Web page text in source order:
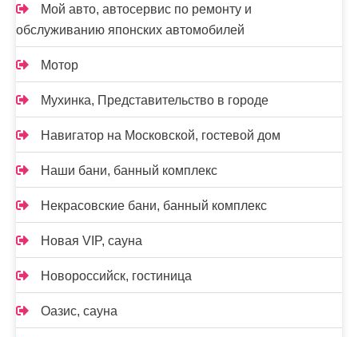
Мой авто, автосервис по ремонту и
обслуживанию японских автомобилей
Мотор
Мухинка, Представительство в городе
Навигатор на Московской, гостевой дом
Наши бани, банный комплекс
Некрасовские бани, банный комплекс
Новая VIP, сауна
Новороссийск, гостиница
Оазис, сауна